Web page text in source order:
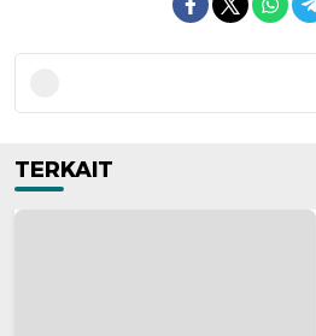
TERKAIT